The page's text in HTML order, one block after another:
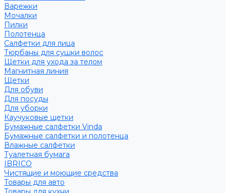
Варежки
Мочалки
Пилки
Полотенца
Салфетки для лица
Тюрбаны для сушки волос
Щетки для ухода за телом
Магнитная линия
Щетки
Для обуви
Для посуды
Для уборки
Каучуковые щетки
Бумажные салфетки Vinda
Бумажные салфетки и полотенца
Влажные салфетки
Туалетная бумага
IBRICO
Чистящие и моющие средства
Товары для авто